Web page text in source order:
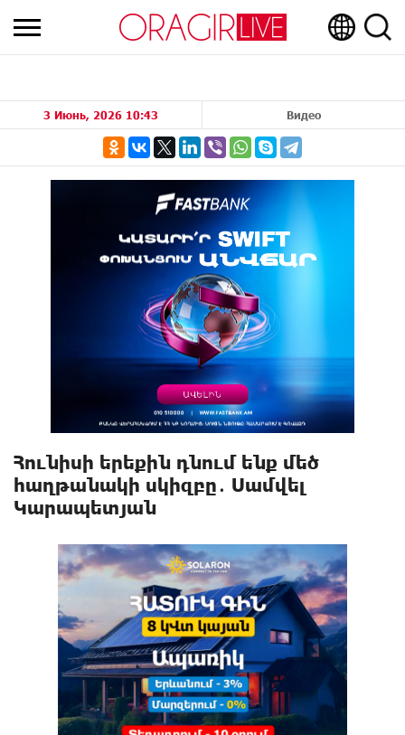
3 Июнь, 2026 10:43 Видео
Հունիսի երեքին դնում ենք մեծ
հաղթանակի սկիզբը․ Սամվել
Կարապետյան